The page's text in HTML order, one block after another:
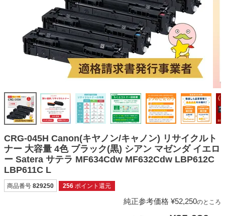
互換インクカートリッジ
再生インクカートリッジ
記事を探す
ご利用ガイド
よくある質問
お問い合わせ
会員専用商品
説明書ダウンロード
CRG-045H Canon(キヤノン/キャノン) リサイクルト
ナー 大容量 4色 ブラック(黒) シアン マゼンダ イエロ
ー Satera サテラ MF634Cdw MF632Cdw LBP612C
LBP611C L
商品番号 829250 256 ポイント還元
純正参考価格 ¥52,250のところ